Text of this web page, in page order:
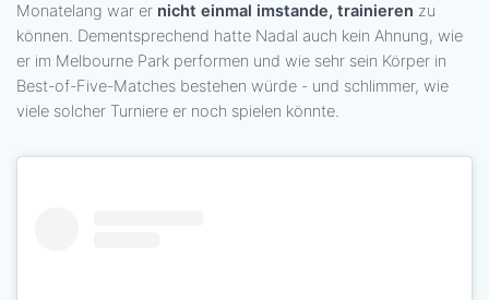
Monatelang war er nicht einmal imstande, trainieren zu
können. Dementsprechend hatte Nadal auch kein Ahnung, wie
er im Melbourne Park performen und wie sehr sein Körper in
Best-of-Five-Matches bestehen würde - und schlimmer, wie
viele solcher Turniere er noch spielen könnte.